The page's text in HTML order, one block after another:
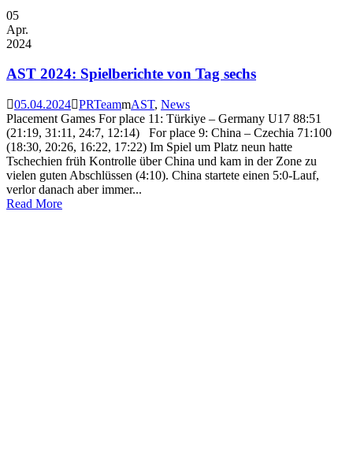
05
Apr.
2024
AST 2024: Spielberichte von Tag sechs
05.04.2024 PRTeam AST, News
Placement Games For place 11: Türkiye – Germany U17 88:51
(21:19, 31:11, 24:7, 12:14) For place 9: China – Czechia 71:100
(18:30, 20:26, 16:22, 17:22) Im Spiel um Platz neun hatte
Tschechien früh Kontrolle über China und kam in der Zone zu
vielen guten Abschlüssen (4:10). China startete einen 5:0-Lauf,
verlor danach aber immer...
Read More